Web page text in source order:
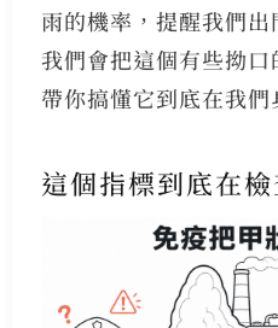
雨的機率，提醒我們出
我們會把這個有些拗口
帶你搞懂它到底在我們
這個指標到底在檢